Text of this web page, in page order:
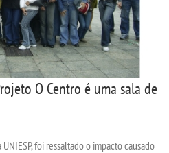
O Centro é uma sala de
foi ressaltado o impacto causado